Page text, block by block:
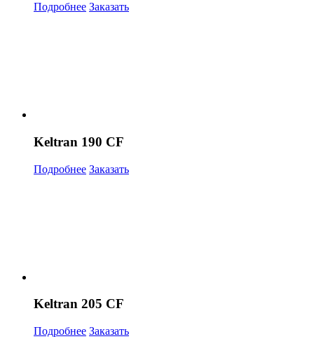
Подробнее Заказать
Keltran 190 CF
Подробнее Заказать
Keltran 205 CF
Подробнее Заказать